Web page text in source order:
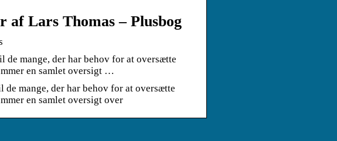
af Lars Thomas – Plusbog
mange, der har behov for at oversætte
en samlet oversigt …
mange, der har behov for at oversætte
en samlet oversigt over